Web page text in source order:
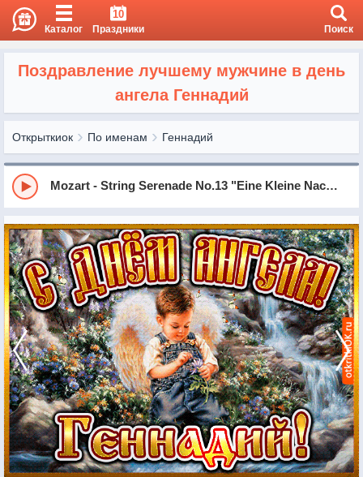
Каталог
10
Праздники Поиск
Поздравление лучшему мужчине в день
ангела Геннадий
Открыткиок По именам Геннадий
Mozart - String Serenade No.13 "Eine Kleine Nachtmusik" in G Major, KV525